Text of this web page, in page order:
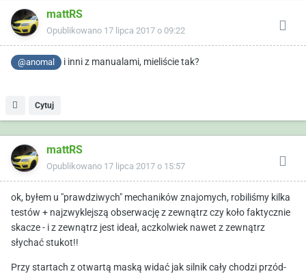
mattRS
Opublikowano 17 lipca 2017 o 09:22
@anomal i inni z manualami, mieliście tak?
Cytuj
mattRS
Opublikowano 17 lipca 2017 o 15:57
ok, byłem u "prawdziwych" mechaników znajomych, robiliśmy kilka
testów + najzwyklejszą obserwację z zewnątrz czy koło faktycznie
skacze - i z zewnątrz jest ideał, aczkolwiek nawet z zewnątrz
słychać stukot!!
Przy startach z otwartą maską widać jak silnik cały chodzi przód-